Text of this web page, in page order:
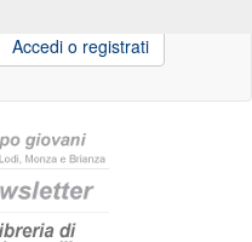
Accedi o registrati